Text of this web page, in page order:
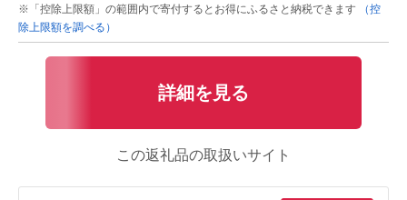
※「控除上限額」の範囲内で寄付するとお得にふるさと納税できます
（控
除上限額を調べる）
詳細を見る
この返礼品の取扱いサイト